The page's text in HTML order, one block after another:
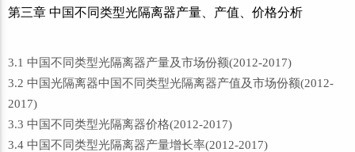
第三章 中国不同类型光隔离器产量、产值、价格分析
3.1 中国不同类型光隔离器产量及市场份额(2012-2017)
3.2 中国光隔离器中国不同类型光隔离器产值及市场份额(2012-
2017)
3.3 中国不同类型光隔离器价格(2012-2017)
3.4 中国不同类型光隔离器产量增长率(2012-2017)